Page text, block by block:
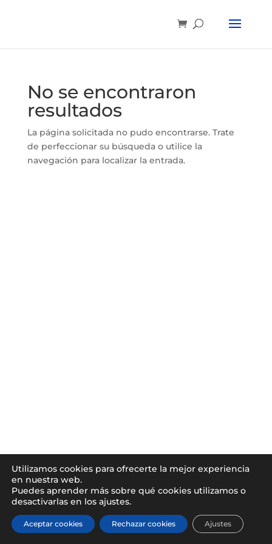
No se encontraron
resultados
La página solicitada no pudo encontrarse. Trate
de perfeccionar su búsqueda o utilice la
navegación para localizar la entrada.
Utilizamos cookies para ofrecerte la mejor experiencia
en nuestra web.
Puedes aprender más sobre qué cookies utilizamos o
desactivarlas en los ajustes.
Aceptar cookies Rechazar cookies Ajustes